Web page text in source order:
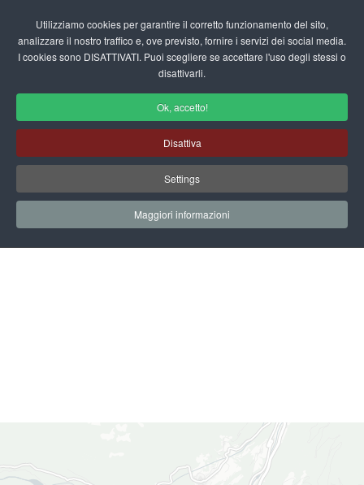
Utilizziamo cookies per garantire il corretto funzionamento del sito,
analizzare il nostro traffico e, ove previsto, fornire i servizi dei social media.
I cookies sono DISATTIVATI. Puoi scegliere se accettare l'uso degli stessi o
disattivarli.
Ok, accetto!
Disattiva
Settings
Maggiori informazioni
fas
Contattaci
Home Contattaci